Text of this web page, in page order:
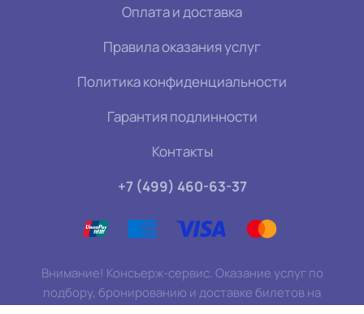
Оплата и доставка
Правила оказания услуг
Политика конфиденциальности
Гарантия подлинности
Контакты
+7 (499) 460-63-37
Внимание! Консьерж-сервис. Оказание услуг по
подбору, бронированию и доставке билетов на